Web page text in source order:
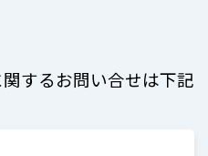
するお問い合せは下記